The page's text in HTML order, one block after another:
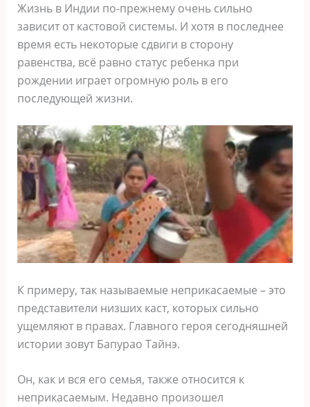
Жизнь в Индии по-прежнему очень сильно
зависит от кастовой системы. И хотя в последнее
время есть некоторые сдвиги в сторону
равенства, всё равно статус ребенка при
рождении играет огромную роль в его
последующей жизни.
К примеру, так называемые неприкасаемые – это
представители низших каст, которых сильно
ущемляют в правах. Главного героя сегодняшней
истории зовут Бапурао Тайнэ.
Он, как и вся его семья, также относится к
неприкасаемым. Недавно произошел